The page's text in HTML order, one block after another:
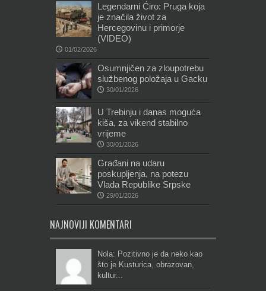
Legendarni Ćiro: Pruga koja
je značila život za
Hercegovinu i primorje
(VIDEO)
01/02/2026
Osumnjičen za zloupotrebu
službenog položaja u Gacku
30/01/2026
U Trebinju i danas moguća
kiša, za vikend stabilno
vrijeme
30/01/2026
Građani na udaru
poskupljenja, na potezu
Vlada Republike Srpske
29/01/2026
NAJNOVIJI KOMENTARI
Nola: Pozitivno je da neko kao
što je Kusturica, obrazovan,
kultur...